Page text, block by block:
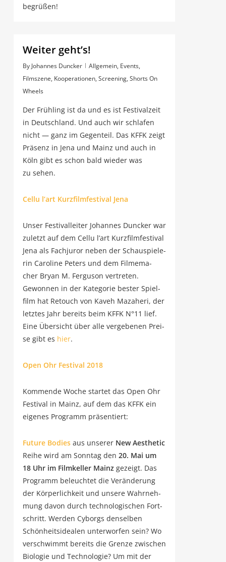
begrüßen!
Wei­ter geht’s!
By Johannes Duncker Allgemein, Events,
Filmszene, Kooperationen, Screening, Shorts On
Wheels
Der Früh­ling ist da und es ist Fes­ti­val­zeit
in Deutsch­land. Und auch wir schla­fen
nicht — ganz im Gegen­teil. Das KFFK zeigt
Prä­senz in Jena und Mainz und auch in
Köln gibt es schon bald wie­der was
zu sehen.
Cel­lu l’art Kurz­film­fes­ti­val Jena
Unser Fes­ti­val­lei­ter Johan­nes Dun­cker war
zuletzt auf dem Cel­lu l’art Kurz­film­fes­ti­val
Jena als Fach­ju­ror neben der Schau­spie­le­
rin Caro­li­ne Peters und dem Fil­me­ma­
cher Bryan M. Fer­gu­son ver­tre­ten.
Gewon­nen in der Kate­go­rie bes­ter Spiel­
film hat Retouch von Kaveh Maza­he­ri, der
letz­tes Jahr bereits beim KFFK N°11 lief.
Eine Über­sicht über alle ver­ge­be­nen Prei­
se gibt es hier.
Open Ohr Fes­ti­val 2018
Kom­men­de Woche star­tet das Open Ohr
Fes­ti­val in Mainz, auf dem das KFFK ein
eige­nes Pro­gramm präsentiert:
Future Bodiesaus unse­rerNew Aes­the­tic
Rei­he wird am Sonn­tag den 20. Mai um
18 Uhr im Film­kel­ler Mainz gezeigt. Das
Pro­gramm beleuch­tet die Ver­än­de­rung
der Kör­per­lich­keit und unse­re Wahr­neh­
mung davon durch tech­no­lo­gi­schen Fort­
schritt. Wer­den Cyborgs den­sel­ben
Schön­heits­idea­len unter­wor­fen sein? Wo
ver­schwimmt bereits die Gren­ze zwi­schen
Bio­lo­gie und Tech­no­lo­gie? Um mit der